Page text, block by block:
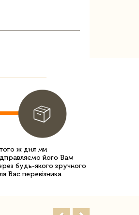
ж дня ми
його Вам
будь-якого зручного
Вас перевізника